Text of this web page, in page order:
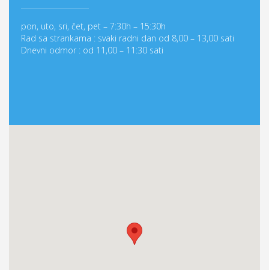
pon, uto, sri, čet, pet – 7:30h – 15:30h
Rad sa strankama : svaki radni dan od 8,00 – 13,00 sati
Dnevni odmor : od 11,00 – 11:30 sati